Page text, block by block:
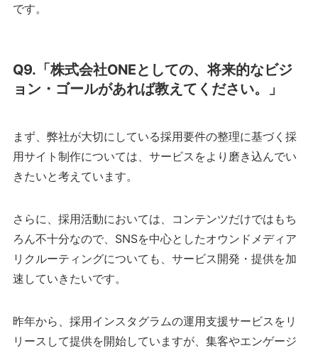
です。
Q9.「株式会社ONEとしての、将来的なビジ
ョン・ゴールがあれば教えてください。」
まず、弊社が大切にしている採用要件の整理に基づく採
用サイト制作については、サービスをより磨き込んでい
きたいと考えています。
さらに、採用活動においては、コンテンツだけではもち
ろん不十分なので、SNSを中心としたオウンドメディア
リクルーティングについても、サービス開発・提供を加
速していきたいです。
昨年から、採用インスタグラムの運用支援サービスをリ
リースして提供を開始していますが、集客やエンゲージ